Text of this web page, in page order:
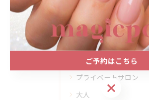
カテゴリー
全てのカテゴリー
プライベートサロン
大人
ご予約はこちら
ご予約はこちら